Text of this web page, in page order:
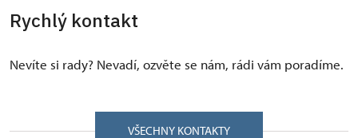
Rychlý kontakt
Nevíte si rady? Nevadí, ozvěte se nám, rádi vám poradíme.
VŠECHNY KONTAKTY